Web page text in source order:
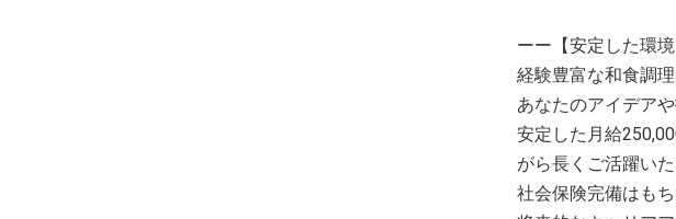
ーー【安定した環
経験豊富な和食調
あなたのアイデア
安定した月給
がら長くご活躍い
社会保険完備はも